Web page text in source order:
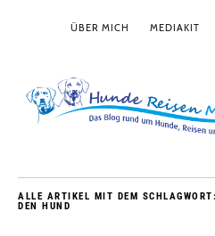
ÜBER MICH MEDIAKIT
ALLE ARTIKEL MIT DEM SCHLAGWORT:
DEN HUND